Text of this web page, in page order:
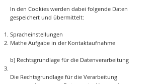
In den Cookies werden dabei folgende Daten
gespeichert und übermittelt:
Spracheinstellungen
Mathe Aufgabe in der Kontaktaufnahme
b) Rechtsgrundlage für die Datenverarbeitung
Die Rechtsgrundlage für die Verarbeitung